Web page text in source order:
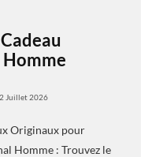
Juillet 2026
Originaux pour
Homme : Trouvez le